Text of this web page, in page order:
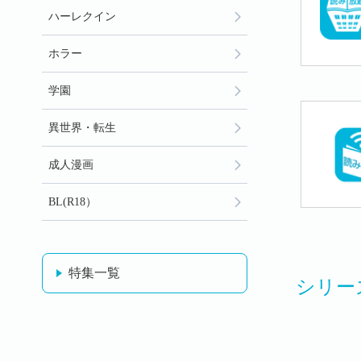
シリー
ハーレクイン
ホラー
学園
異世界・転生
成人漫画
BL(R18）
特集一覧